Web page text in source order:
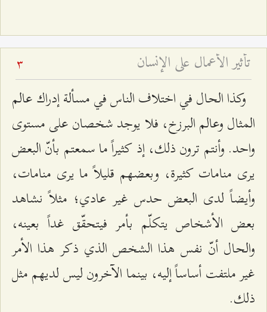
تأثير الأعمال على الإنسان 3
وكذا الحال في اختلاف الناس في مسألة إدراك عالم
المثال وعالم البرزخ، فلا يوجد شخصان على مستوى
واحد. وأنتم ترون ذلك، إذ كثيراً ما سمعتم بأنّ البعض
يرى منامات كثيرة، وبعضهم قليلاً ما يرى منامات،
وأيضاً لدى البعض حدس غير عادي؛ مثلاً نشاهد
بعض الأشخاص يتكلّم بأمر فيتحقّق غداً بعينه،
والحال أنّ نفس هذا الشخص الذي ذكر هذا الأمر
غير ملتفت أساساً إليه، بينما الآخرون ليس لديهم مثل
ذلك.